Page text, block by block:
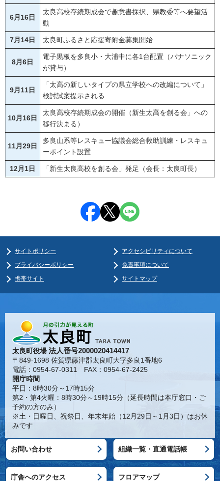
6月16日
太良高校存続期成会で趣意書採択、県教委等へ要望活
動
7月14日 太良町ふるさと応援寄附金募集開始
8月6日
電子黒板を多良小・大浦中に各1台配置（パナソニック
が貸与）
9月11日
「太高の新しいタイプの県立学校への改編について」
検討試案提示される
10月16日
太良高校存続期成会の開催（新生太高を創る会」への
移行決まる）
11月29日
多良山系等レスキュー協議会総合救助訓練・レスキュ
ーポイント設置
12月1日 「新生太良高校を創る会」発足（会長：太良町長）
サイトポリシー
アクセシビリティについて
プライバシーポリシー
免責事項について
携帯サイト
サイトマップ
太良町役場法人番号2000020414417
〒849-1698 佐賀県藤津郡太良町大字多良1番地6
電話：0954-67-0311 FAX：0954-67-2425
開庁時間
平日：8時30分～17時15分
第2・第4火曜：8時30分～19時15分（延長時間は本庁窓口・ご
予約の方のみ）
※土・日曜日、祝祭日、年末年始（12月29日～1月3日）はお休
みです
お問い合わせ 組織一覧・直通電話帳
庁舎へのアクセス フロアマップ